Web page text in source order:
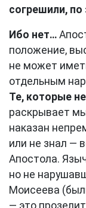
согрешили, по
Ибо нет…
положение,
не может
отдельным
Те, которые
раскрывает
наказан
или не знал —
Апостола.
но не
Моисеева
— это